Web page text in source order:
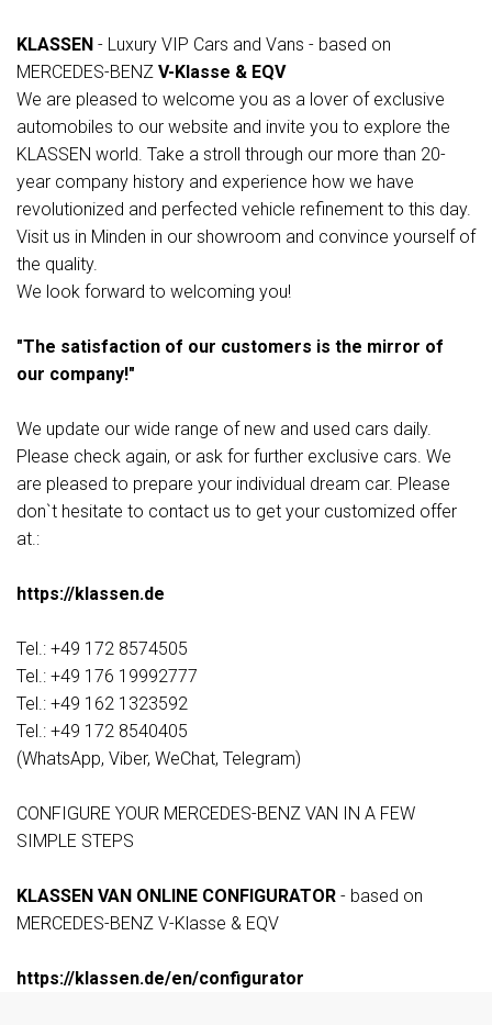
KLASSEN - Luxury VIP Cars and Vans - based on
MERCEDES-BENZ V-Klasse & EQV
We are pleased to welcome you as a lover of exclusive
automobiles to our website and invite you to explore the
KLASSEN world. Take a stroll through our more than 20-
year company history and experience how we have
revolutionized and perfected vehicle refinement to this day.
Visit us in Minden in our showroom and convince yourself of
the quality.
We look forward to welcoming you!
"The satisfaction of our customers is the mirror of
our company!"
We update our wide range of new and used cars daily.
Please check again, or ask for further exclusive cars. We
are pleased to prepare your individual dream car. Please
don`t hesitate to contact us to get your customized offer
at.:
https://klassen.de
Tel.: +49 172 8574505
Tel.: +49 176 19992777
Tel.: +49 162 1323592
Tel.: +49 172 8540405
(WhatsApp, Viber, WeChat, Telegram)
CONFIGURE YOUR MERCEDES-BENZ VAN IN A FEW
SIMPLE STEPS
KLASSEN VAN ONLINE CONFIGURATOR - based on
MERCEDES-BENZ V-Klasse & EQV
https://klassen.de/en/configurator